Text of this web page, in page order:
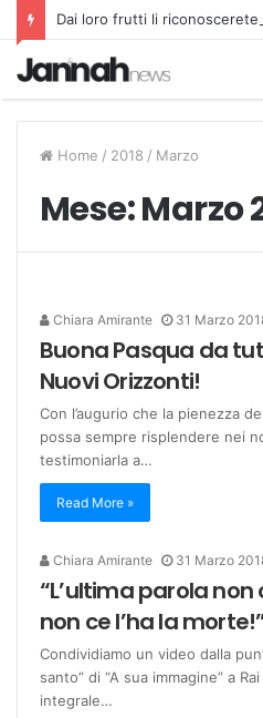
Dai loro frutti li riconoscerete
Home / 2018 / Marzo
Mese:Marzo
Chiara Amirante 31 Marzo
Buona Pasqua da
Nuovi Orizzonti!
Con l’augurio che la pienezza
possa sempre risplendere nei
testimoniarla a…
Read More »
Chiara Amirante 31 Marzo
“L’ultima parola non
non ce l’ha la
Condividiamo un video dalla
santo” di “A sua immagine” a
integrale…